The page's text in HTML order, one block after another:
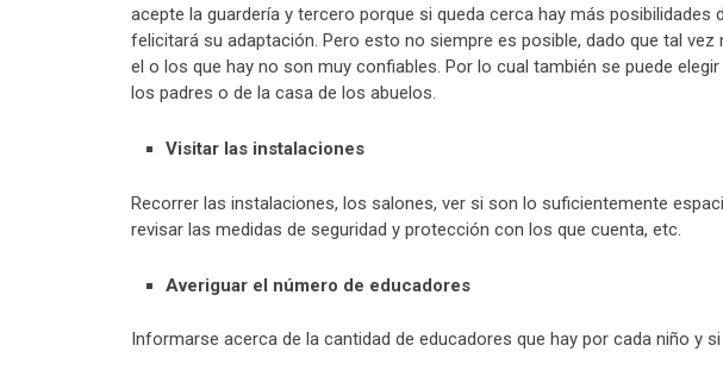
acepte la guardería y tercero porque si queda cerca hay más
felicitará su adaptación. Pero esto no siempre es posible, dado que tal
el o los que hay no son muy confiables. Por lo cual también se puede
los padres o de la casa de los abuelos.
Visitar las instalaciones
Recorrer las instalaciones, los salones, ver si son lo suficientemente
revisar las medidas de seguridad y protección con los que cuenta, etc.
Averiguar el número de educadores
Informarse acerca de la cantidad de educadores que hay por cada niño y